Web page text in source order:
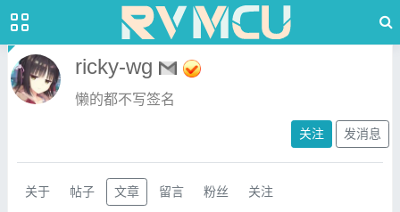
ricky-wg
懒的都不写签名
关注 发消息
关于 帖子 文章 留言 粉丝 关注